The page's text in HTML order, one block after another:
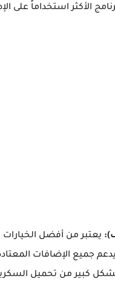
الأكثر استخداماً على
يعتبر من أفضل
جميع الإضافات
كبير من تحميل